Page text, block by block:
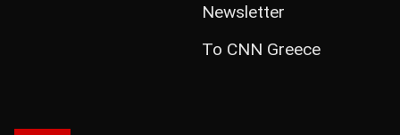
Newsletter
Το CNN Greece